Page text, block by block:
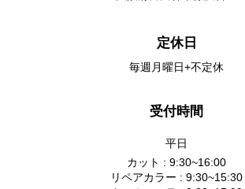
定休日
毎週月曜日+不定休
受付時間
平日
カット : 9:30~16:00
リペアカラー : 9:30~15:30